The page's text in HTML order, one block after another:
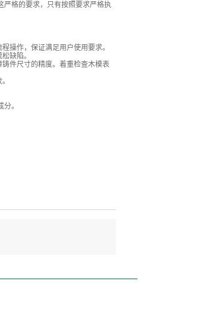
严格的要求，只有按照要求严格执
操作，保证满足用户使用要求。
缺陷。
件尺寸的精度。着重检查木模表
。